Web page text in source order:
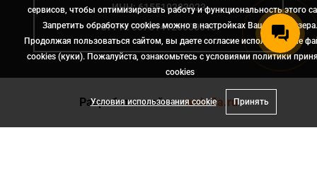
ИНН: 615510383923
ОГРН: 307614126000015
Разработка сайта- web-2a.ru
сервисов, чтобы оптимизировать работу и функциональность этого
Запретить обработку cookies можно в настройках Вашего браузера.
Продолжая пользоваться сайтом, вы даете согласие использование
cookies (куки). Пожалуйста, ознакомьтесь с условиями политики
сookies
Условия использования cookie Принять